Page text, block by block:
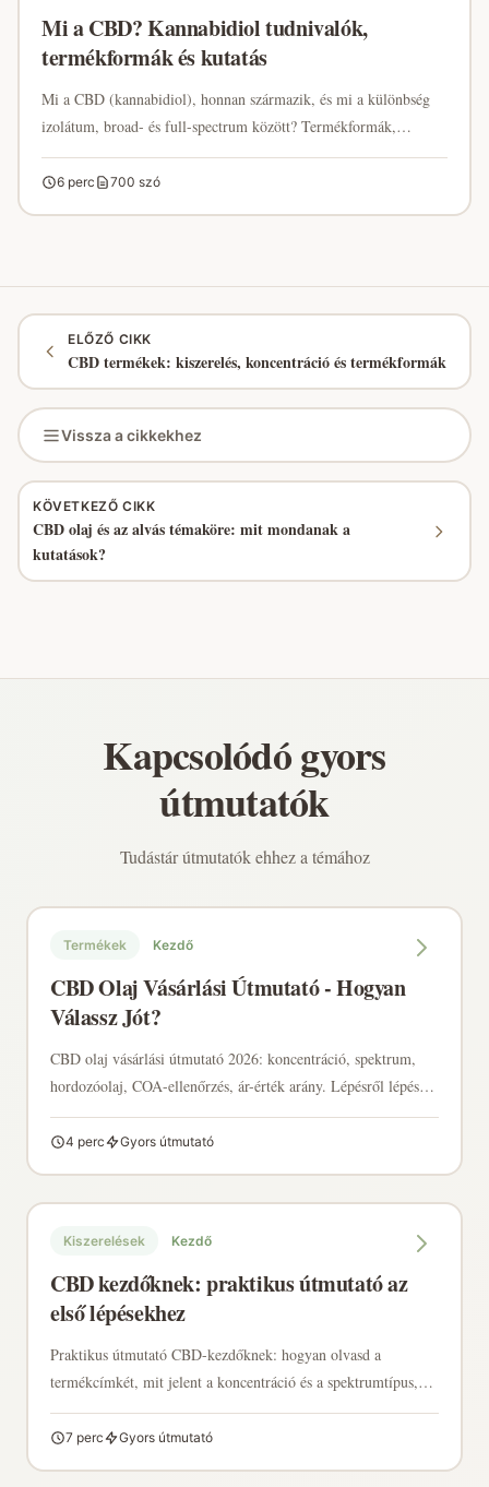
Mi a CBD? Kannabidiol tudnivalók,
termékformák és kutatás
Mi a CBD (kannabidiol), honnan származik, és mi a különbség
izolátum, broad- és full-spectrum között? Termékformák,
koncentráció, kiszerelés, laborvizsgálat (COA) és a kutatás
jelenlegi állása – érthetően, egy helyen.
6 perc 700 szó
ELŐZŐ CIKK
CBD termékek: kiszerelés, koncentráció és termékformák
Vissza a cikkekhez
KÖVETKEZŐ CIKK
CBD olaj és az alvás témaköre: mit mondanak a
kutatások?
Kapcsolódó gyors
útmutatók
Tudástár útmutatók ehhez a témához
Termékek Kezdő
CBD Olaj Vásárlási Útmutató - Hogyan
Válassz Jót?
CBD olaj vásárlási útmutató 2026: koncentráció, spektrum,
hordozóolaj, COA-ellenőrzés, ár-érték arány. Lépésről lépésre,
hogyan válaszd ki a számodra megfelelőt.
4 perc Gyors útmutató
Kiszerelések Kezdő
CBD kezdőknek: praktikus útmutató az
első lépésekhez
Praktikus útmutató CBD-kezdőknek: hogyan olvasd a
termékcímkét, mit jelent a koncentráció és a spektrumtípus,
hogyan működik a nyelv alatti alkalmazás, és mire figyelj a
vásárlásnál és a tárolásnál.
7 perc Gyors útmutató